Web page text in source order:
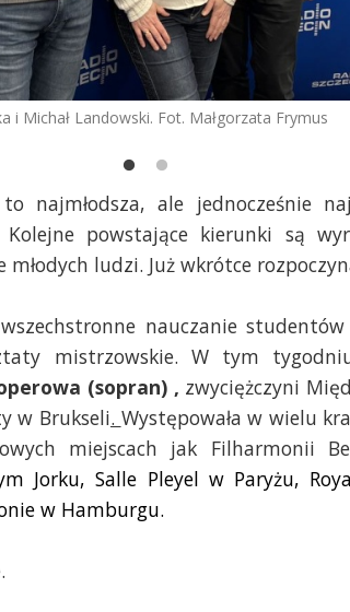
i Michał Landowski. Fot. Małgorzata Frymus
najmłodsza, ale jednocześnie
powstające kierunki są
ludzi. Już wkrótce
nauczanie
mistrzowskie. W tym
(sopran) , zwyciężczyni
w Brukseli. Występowała w wielu
miejscach jak Filharmonii
Jorku, Salle Pleyel w Paryżu,
w Hamburgu.